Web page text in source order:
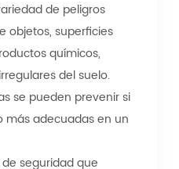
de peligros
objetos, superficies
químicos,
del suelo.
se pueden prevenir si
más adecuadas en un
seguridad que